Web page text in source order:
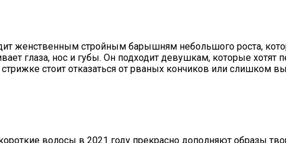
женственным стройным барышням небольшого роста,
глаза, нос и губы. Он подходит девушкам, которые
стоит отказаться от рваных кончиков или слишком
волосы в 2021 году прекрасно дополняют образы